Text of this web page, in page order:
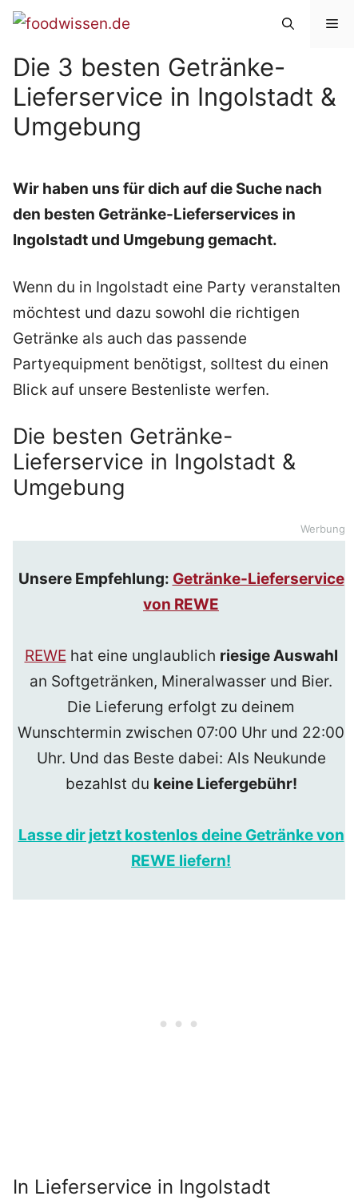
Zum
springen
Die 3 besten Getränke-
Lieferservice in Ingolstadt &
Umgebung
Wir haben uns für dich auf die Suche nach
den besten Getränke-Lieferservices in
Ingolstadt und Umgebung gemacht.
Wenn du in Ingolstadt eine Party veranstalten
möchtest und dazu sowohl die richtigen
Getränke als auch das passende
Partyequipment benötigst, solltest du einen
Blick auf unsere Bestenliste werfen.
Die besten Getränke-
Lieferservice in Ingolstadt &
Umgebung
Werbung
Unsere Empfehlung: Getränke-Lieferservice
von REWE
REWE hat eine unglaublich riesige Auswahl
an Softgetränken, Mineralwasser und Bier.
Die Lieferung erfolgt zu deinem
Wunschtermin zwischen 07:00 Uhr und 22:00
Uhr. Und das Beste dabei: Als Neukunde
bezahlst du keine Liefergebühr!
Lasse dir jetzt kostenlos deine Getränke von
REWE liefern!
In Lieferservice in Ingolstadt